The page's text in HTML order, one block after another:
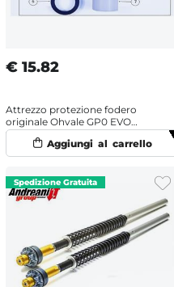
€ 15.82
Attrezzo protezione fodero
originale Ohvale GP0 EVO
(2022-2025) Racing